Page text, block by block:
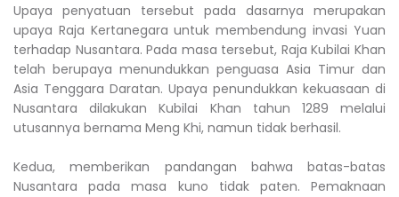
Upaya penyatuan tersebut pada dasarnya merupakan
upaya Raja Kertanegara untuk membendung invasi Yuan
terhadap Nusantara. Pada masa tersebut, Raja Kubilai Khan
telah berupaya menundukkan penguasa Asia Timur dan
Asia Tenggara Daratan. Upaya penundukkan kekuasaan di
Nusantara dilakukan Kubilai Khan tahun 1289 melalui
utusannya bernama Meng Khi, namun tidak berhasil.
Kedua, memberikan pandangan bahwa batas-batas
Nusantara pada masa kuno tidak paten. Pemaknaan